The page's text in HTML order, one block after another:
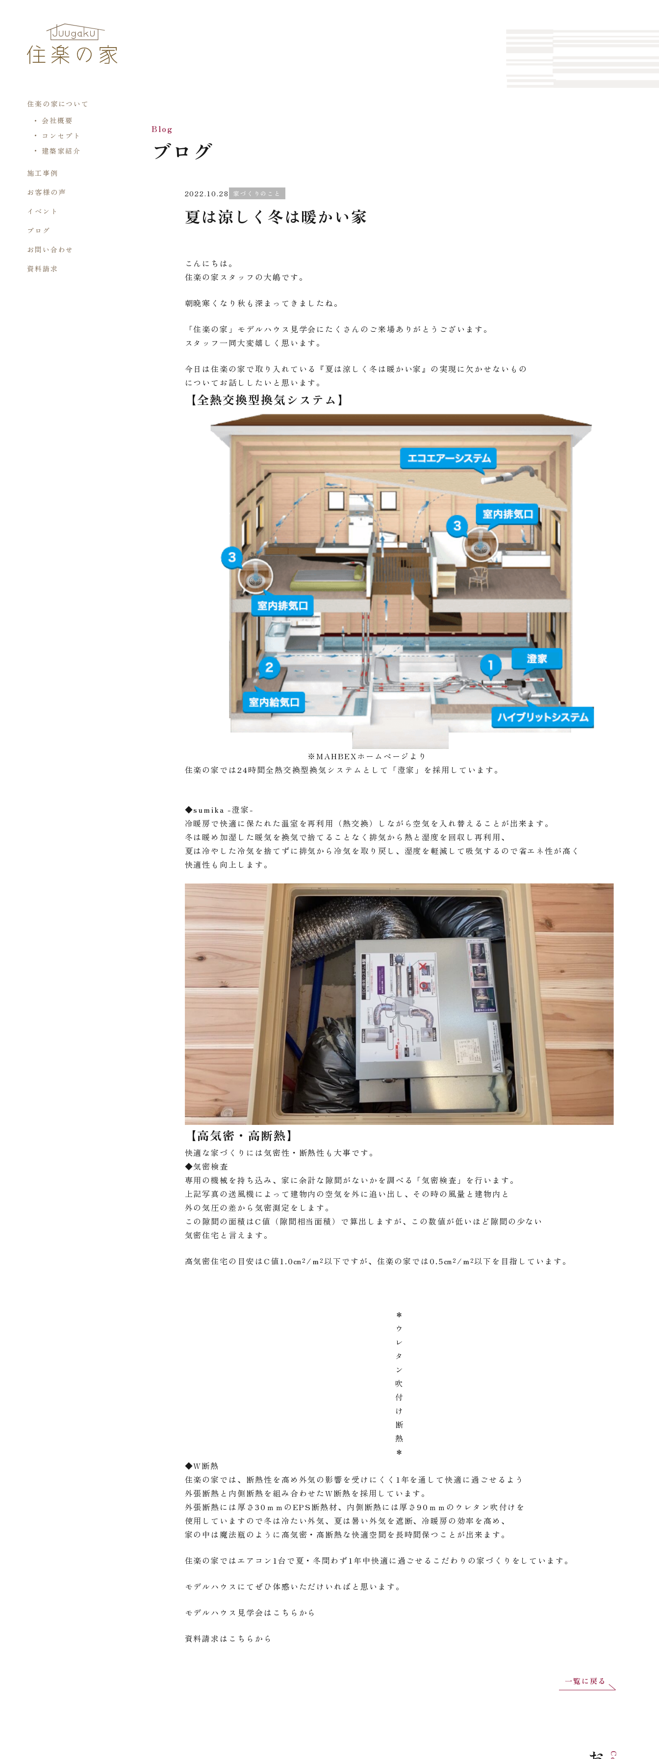
住楽の家について
会社概要
コンセプト
建築家紹介
施工事例
お客様の声
イベント
ブログ
お問い合わせ
資料請求
ブログ
Blog
2022.10.28 家づくりのこと
夏は涼しく冬は暖かい家
こんにちは。
住楽の家スタッフの大嶋です。
朝晩寒くなり秋も深まってきましたね。
「住楽の家」モデルハウス見学会にたくさんのご来場ありがとうございます。
スタッフ一同大変嬉しく思います。
今日は住楽の家で取り入れている『夏は涼しく冬は暖かい家』の実現に欠かせないもの
についてお話ししたいと思います。
【全熱交換型換気システム】
※MAHBEXホームページより
住楽の家では24時間全熱交換型換気システムとして「澄家」を採用しています。
◆sumika -澄家-
冷暖房で快適に保たれた温室を再利用（熱交換）しながら空気を入れ替えることが出来ます。
冬は暖め加湿した暖気を換気で捨てることなく排気から熱と湿度を回収し再利用、
夏は冷やした冷気を捨てずに排気から冷気を取り戻し、湿度を軽減して吸気するので省エネ性が高く
快適性も向上します。
【高気密・高断熱】
快適な家づくりには気密性・断熱性も大事です。
◆気密検査
専用の機械を持ち込み、家に余計な隙間がないかを調べる「気密検査」を行います。
上記写真の送風機によって建物内の空気を外に追い出し、その時の風量と建物内と
外の気圧の差から気密測定をします。
この隙間の面積はC値（隙間相当面積）で算出しますが、この数値が低いほど隙間の少ない
気密住宅と言えます。
高気密住宅の目安はC値1.0㎝²/m²以下ですが、住楽の家では0.5㎝²/m²以下を目指しています。
＊
ウ
レ
タ
ン
吹
付
け
断
熱
＊
◆W断熱
住楽の家では、断熱性を高め外気の影響を受けにくく1年を通して快適に過ごせるよう
外張断熱と内側断熱を組み合わせたW断熱を採用しています。
外張断熱には厚さ30ｍｍのEPS断熱材、内側断熱には厚さ90ｍｍのウレタン吹付けを
使用していますので冬は冷たい外気、夏は暑い外気を遮断、冷暖房の効率を高め、
家の中は魔法瓶のように高気密・高断熱な快適空間を長時間保つことが出来ます。
住楽の家ではエアコン1台で夏・冬問わず1年中快適に過ごせるこだわりの家づくりをしています。
モデルハウスにてぜひ体感いただけいればと思います。
モデルハウス見学会は こちらから
資料請求は こちらから
一覧に戻る